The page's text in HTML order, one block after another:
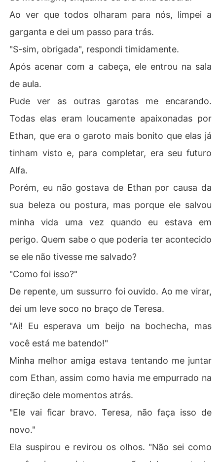
Ao ver que todos olharam para nós, limpei a
garganta e dei um passo para trás.
"S-sim, obrigada", respondi timidamente.
Após acenar com a cabeça, ele entrou na sala
de aula.
Pude ver as outras garotas me encarando.
Todas elas eram loucamente apaixonadas por
Ethan, que era o garoto mais bonito que elas já
tinham visto e, para completar, era seu futuro
Alfa.
Porém, eu não gostava de Ethan por causa da
sua beleza ou postura, mas porque ele salvou
minha vida uma vez quando eu estava em
perigo. Quem sabe o que poderia ter acontecido
se ele não tivesse me salvado?
"Como foi isso?"
De repente, um sussurro foi ouvido. Ao me virar,
dei um leve soco no braço de Teresa.
"Ai! Eu esperava um beijo na bochecha, mas
você está me batendo!"
Minha melhor amiga estava tentando me juntar
com Ethan, assim como havia me empurrado na
direção dele momentos atrás.
"Ele vai ficar bravo. Teresa, não faça isso de
novo."
Ela suspirou e revirou os olhos. "Não sei como